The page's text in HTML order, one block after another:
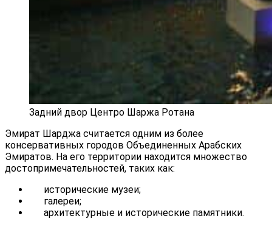
Задний двор Центро Шаржа Ротана
Эмират Шарджа считается одним из более
консервативных городов Объединенных Арабских
Эмиратов. На его территории находится множество
достопримечательностей, таких как:
исторические музеи;
галереи;
архитектурные и исторические памятники.